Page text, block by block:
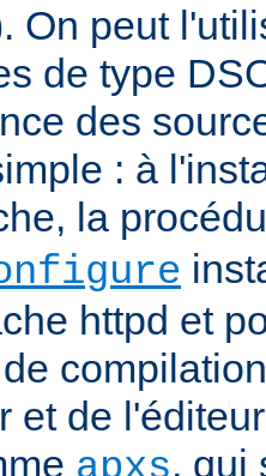
On peut
de type
des
: à
la
httpd et
et de
, qui